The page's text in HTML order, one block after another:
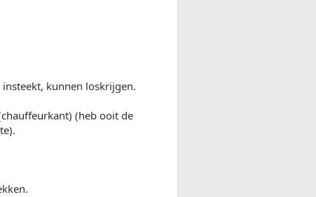
kunnen loskrijgen.
(heb ooit de